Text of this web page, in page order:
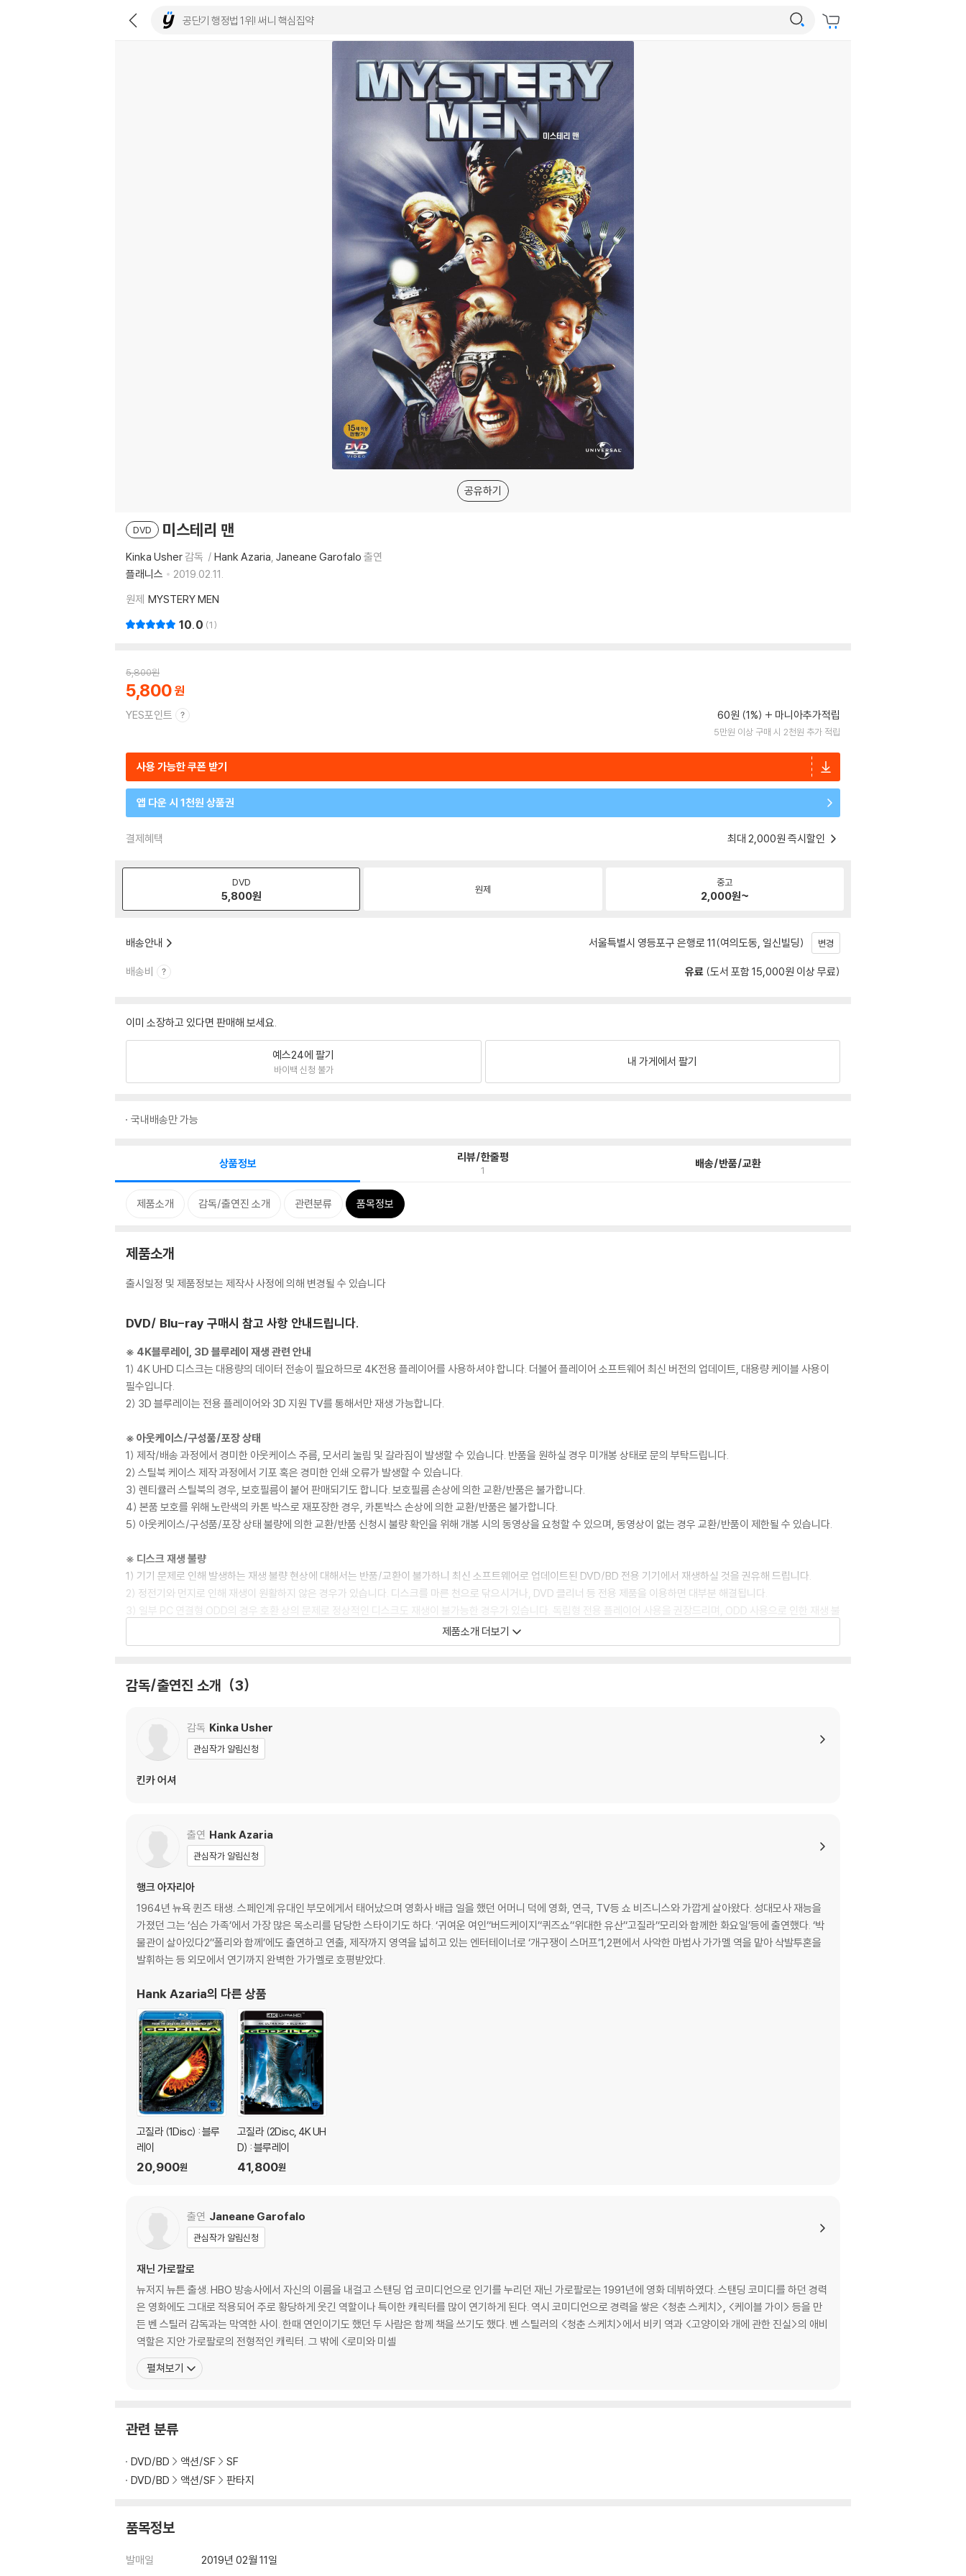
공유하기
DVD 미스테리 맨
Kinka Usher감독 Hank Azaria Janeane Garofalo 출연
플래니스
2019.02.11.
원제 MYSTERY MEN
10.0 1
5,800원
5,800
YES포인트 60원 (1%) 마니아추가적립
5만원 이상 구매 시 2천원 추가 적립
사용 가능한 쿠폰 받기
앱 다운 시 1천원 상품권
결제혜택 최대 2,000원 즉시할인
DVD
5,800원 원제
중고
2,000원~
배송안내 서울특별시 영등포구 은행로 11(여의도동, 일신빌딩) 변경
배송비 유료 (도서 포함 15,000원 이상 무료)
이미 소장하고 있다면 판매해 보세요.
예스24에 팔기
바이백 신청 불가
내 가게에서 팔기
국내배송만 가능
상품정보 리뷰/한줄평
1 배송/반품/교환
제품소개 감독/출연진 소개 관련분류 품목정보
제품소개
출시일정 및 제품정보는 제작사 사정에 의해 변경될 수 있습니다
DVD/ Blu-ray 구매시 참고 사항 안내드립니다.
※ 4K블루레이, 3D 블루레이 재생 관련 안내
1) 4K UHD 디스크는 대용량의 데이터 전송이 필요하므로 4K전용 플레이어를 사용하셔야 합니다. 더불어 플레이어 소프트웨어 최신 버전의 업데이트, 대용량 케이블 사용이
필수입니다.
2) 3D 블루레이는 전용 플레이어와 3D 지원 TV를 통해서만 재생 가능합니다.
※ 아웃케이스/구성품/포장 상태
1) 제작/배송 과정에서 경미한 아웃케이스 주름, 모서리 눌림 및 갈라짐이 발생할 수 있습니다. 반품을 원하실 경우 미개봉 상태로 문의 부탁드립니다.
2) 스틸북 케이스 제작 과정에서 기포 혹은 경미한 인쇄 오류가 발생할 수 있습니다.
3) 렌티큘러 스틸북의 경우, 보호필름이 붙어 판매되기도 합니다. 보호필름 손상에 의한 교환/반품은 불가합니다.
4) 본품 보호를 위해 노란색의 카톤 박스로 재포장한 경우, 카톤박스 손상에 의한 교환/반품은 불가합니다.
5) 아웃케이스/구성품/포장 상태 불량에 의한 교환/반품 신청시 불량 확인을 위해 개봉 시의 동영상을 요청할 수 있으며, 동영상이 없는 경우 교환/반품이 제한될 수 있습니다.
※ 디스크 재생 불량
1) 기기 문제로 인해 발생하는 재생 불량 현상에 대해서는 반품/교환이 불가하니 최신 소프트웨어로 업데이트된 DVD/BD 전용 기기에서 재생하실 것을 권유해 드립니다.
2) 정전기와 먼지로 인해 재생이 원활하지 않은 경우가 있습니다. 디스크를 마른 천으로 닦으시거나, DVD 클리너 등 전용 제품을 이용하면 대부분 해결됩니다.
3) 일부 PC 연결형 ODD의 경우 호환 상의 문제로 정상적인 디스크도 재생이 불가능한 경우가 있습니다. 독립형 전용 플레이어 사용을 권장드리며, ODD 사용으로 인한 재생 불
디스크에 미세한 잔 흠집이 남아있거나 인쇄 면이 깨끗하지 않은 경우가 있으며, 상품의 불량이 아닙니다. 단, 재생에 이상이 있는 경우에는 불량으로 인한 반품/교환이 가능합니
다.
※ 교환/반품 안내
1) 불량으로 인한 교환/반품 요청 시에는 불량 확인을 위해 개봉 시의 동영상을 요청할 수 있으며, 동영상이 없는 경우 교환/반품이 제한될 수 있습니다.
관련 사진과 동영상 및 재생 기기 모델명을 첨부하여 첨부하여 고객센터에 문의 바랍니다.
2) 사양 오인지, 오 구매, 변심 사유로의 반품은 제품 개봉 전에만 운임비 부담 후 처리 가능합니다.
제품소개 더보기
감독/출연진 소개 3
감독 Kinka Usher
관심작가 알림신청
킨카 어셔
출연 Hank Azaria
관심작가 알림신청
행크 아자리아
1964년 뉴욕 퀸즈 태생. 스페인계 유대인 부모에게서 태어났으며 영화사 배급 일을 했던 어머니 덕에 영화, 연극, TV등 쇼 비즈니스와 가깝게 살아왔다. 성대모사 재능을
가졌던 그는 ‘심슨 가족’에서 가장 많은 목소리를 담당한 스타이기도 하다. ‘귀여운 여인’‘버드케이지’‘퀴즈쇼’‘위대한 유산’‘고질라’‘모리와 함께한 화요일’등에 출연했다. ‘박
물관이 살아있다2’‘폴리와 함께’에도 출연하고 연출, 제작까지 영역을 넓히고 있는 엔터테이너로 ‘개구쟁이 스머프’1,2편에서 사악한 마법사 가가멜 역을 맡아 삭발투혼을
발휘하는 등 외모에서 연기까지 완벽한 가가멜로 호평받았다.
Hank Azaria의 다른 상품
고질라 (1Disc) : 블루
레이
20,900원
고질라 (2Disc, 4K UH
D) : 블루레이
41,800원
출연 Janeane Garofalo
관심작가 알림신청
재닌 가로팔로
뉴저지 뉴튼 출생. HBO 방송사에서 자신의 이름을 내걸고 스탠딩 업 코미디언으로 인기를 누리던 재닌 가로팔로는 1991년에 영화 데뷔하였다. 스탠딩 코미디를 하던 경력
은 영화에도 그대로 적용되어 주로 황당하게 웃긴 역할이나 특이한 캐릭터를 많이 연기하게 된다. 역시 코미디언으로 경력을 쌓은 <청춘 스케치>, <케이블 가이> 등을 만
든 벤 스틸러 감독과는 막역한 사이. 한때 연인이기도 했던 두 사람은 함께 책을 쓰기도 했다. 벤 스틸러의 <청춘 스케치>에서 비키 역과 <고양이와 개에 관한 진실>의 애비
역할은 지안 가로팔로의 전형적인 캐릭터. 그 밖에 <로미와 미셸
펼쳐보기
관련 분류
DVD/BD 액션/SF
SF
DVD/BD
액션/SF 판타지
품목정보
발매일
2019년 02월 11일